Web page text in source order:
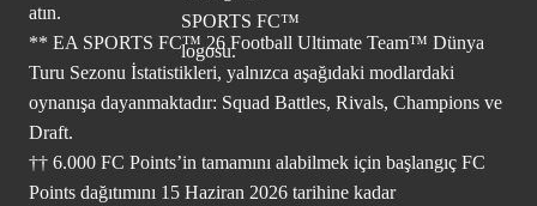
atın.
** EA SPORTS FC™ 26 Football Ultimate Team™ Dünya
Turu Sezonu İstatistikleri, yalnızca aşağıdaki modlardaki
oynanışa dayanmaktadır: Squad Battles, Rivals, Champions ve
Draft.
†† 6.000 FC Points’in tamamını alabilmek için başlangıç FC
Points dağıtımını 15 Haziran 2026 tarihine kadar